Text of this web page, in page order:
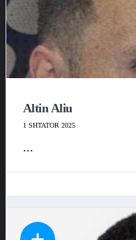
Altin Aliu
1 SHTATOR 2025
...